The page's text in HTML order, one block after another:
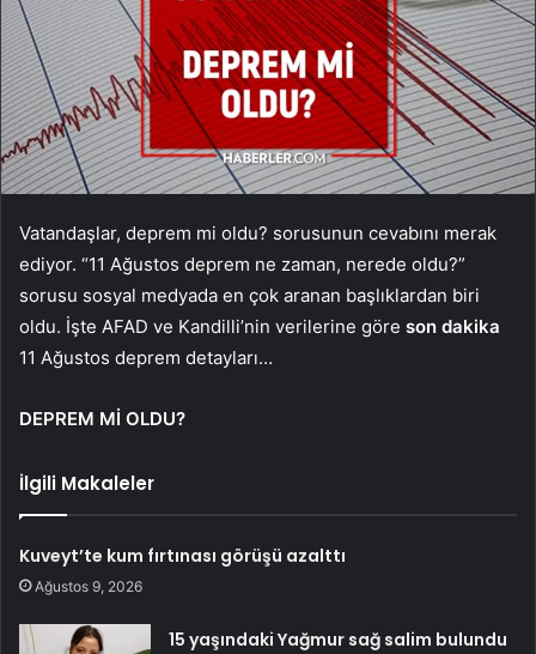
Vatandaşlar, deprem mi oldu? sorusunun cevabını merak
ediyor. “11 Ağustos deprem ne zaman, nerede oldu?”
sorusu sosyal medyada en çok aranan başlıklardan biri
oldu. İşte AFAD ve Kandilli’nin verilerine göre son dakika
11 Ağustos deprem detayları…
DEPREM Mİ OLDU?
İlgili Makaleler
Kuveyt’te kum fırtınası görüşü azalttı
Ağustos 9, 2026
15 yaşındaki Yağmur sağ salim bulundu